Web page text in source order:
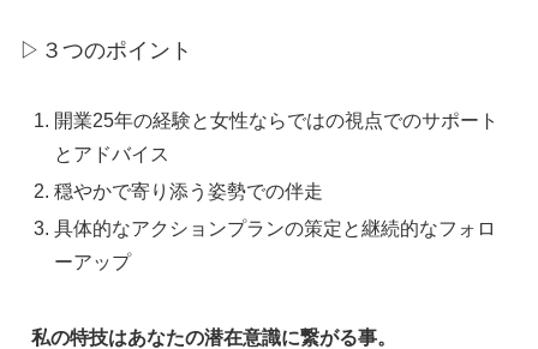
▷３つのポイント
開業25年の経験と女性ならではの視点でのサポート
とアドバイス
穏やかで寄り添う姿勢での伴走
具体的なアクションプランの策定と継続的なフォロ
ーアップ
私の特技はあなたの潜在意識に繋がる事。